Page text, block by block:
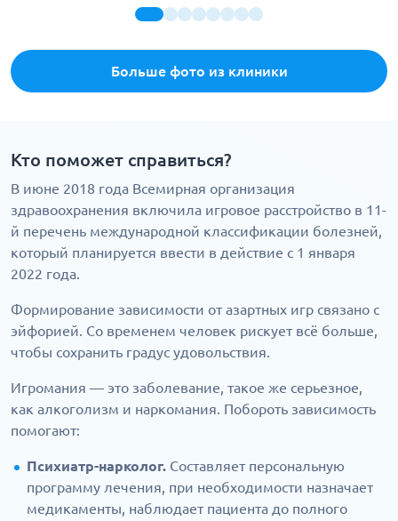
Больше фото из клиники
Кто поможет справиться?
В июне 2018 года Всемирная организация
здравоохранения включила игровое расстройство в 11-
й перечень международной классификации болезней,
который планируется ввести в действие с 1 января
2022 года.
Формирование зависимости от азартных игр связано с
эйфорией. Со временем человек рискует всё больше,
чтобы сохранить градус удовольствия.
Игромания — это заболевание, такое же серьезное,
как алкоголизм и наркомания. Побороть зависимость
помогают:
Психиатр-нарколог. Составляет персональную
программу лечения, при необходимости назначает
медикаменты, наблюдает пациента до полного